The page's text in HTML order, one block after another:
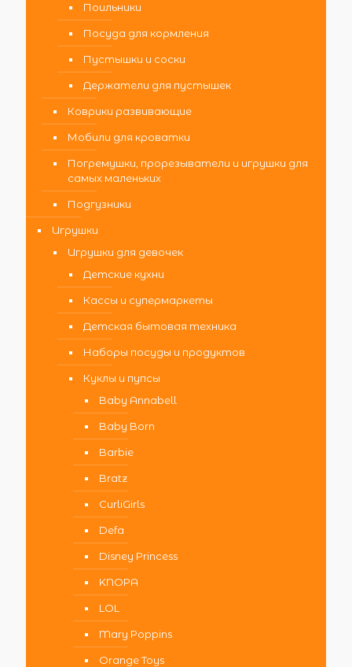
Поильники
Посуда для кормления
Пустышки и соски
Держатели для пустышек
Коврики развивающие
Мобили для кроватки
Погремушки, прорезыватели и игрушки для
самых маленьких
Подгузники
Игрушки
Игрушки для девочек
Детские кухни
Кассы и супермаркеты
Детская бытовая техника
Наборы посуды и продуктов
Куклы и пупсы
Baby Annabell
Baby Born
Barbie
Bratz
CurliGirls
Defa
Disney Princess
KNOPA
LOL
Mary Poppins
Orange Toys